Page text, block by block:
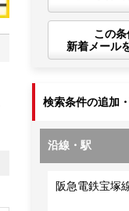
この
新着メール
検索条件の追加
沿線・駅
阪急電鉄宝塚